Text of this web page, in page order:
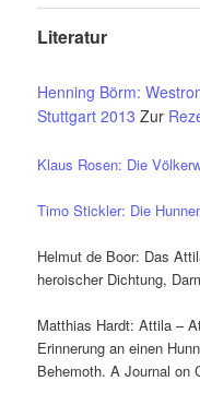
Literatur
Henning Börm:
Stuttgart 2013 Zur
Klaus Rosen: Die
Timo Stickler: Die
Helmut de Boor: Das
heroischer Dichtung,
Matthias Hardt: Attila –
Erinnerung an einen
Behemoth. A Journal on